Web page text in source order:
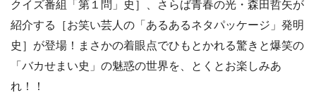
クイズ番組「第１問」史］、さらば青春の光・森田哲矢が
紹介する［お笑い芸人の「あるあるネタパッケージ」発明
史］が登場！まさかの着眼点でひもとかれる驚きと爆笑の
「バカせまい史」の魅惑の世界を、とくとお楽しみあ
れ！！